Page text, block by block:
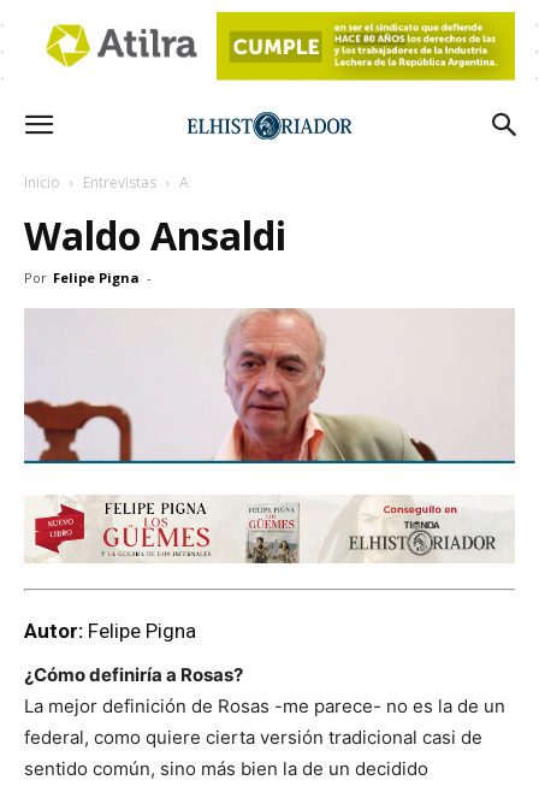
Inicio Entrevistas A
Waldo Ansaldi
Por Felipe Pigna -
Autor: Felipe Pigna
¿Cómo definiría a Rosas?
La mejor definición de Rosas -me parece- no es la de un
federal, como quiere cierta versión tradicional casi de
sentido común, sino más bien la de un decidido